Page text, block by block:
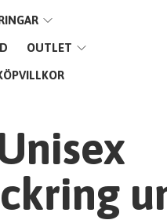
OUTLET